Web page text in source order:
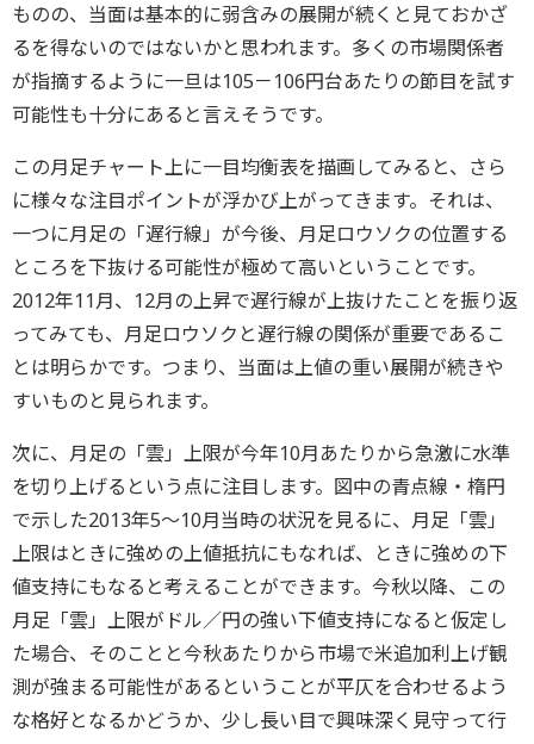
ものの、当面は基本的に弱含みの展開が続くと見ておかざ
るを得ないのではないかと思われます。多くの市場関係者
が指摘するように一旦は105－106円台あたりの節目を試す
可能性も十分にあると言えそうです。
この月足チャート上に一目均衡表を描画してみると、さら
に様々な注目ポイントが浮かび上がってきます。それは、
一つに月足の「遅行線」が今後、月足ロウソクの位置する
ところを下抜ける可能性が極めて高いということです。
2012年11月、12月の上昇で遅行線が上抜けたことを振り返
ってみても、月足ロウソクと遅行線の関係が重要であるこ
とは明らかです。つまり、当面は上値の重い展開が続きや
すいものと見られます。
次に、月足の「雲」上限が今年10月あたりから急激に水準
を切り上げるという点に注目します。図中の青点線・楕円
で示した2013年5～10月当時の状況を見るに、月足「雲」
上限はときに強めの上値抵抗にもなれば、ときに強めの下
値支持にもなると考えることができます。今秋以降、この
月足「雲」上限がドル／円の強い下値支持になると仮定し
た場合、そのことと今秋あたりから市場で米追加利上げ観
測が強まる可能性があるということが平仄を合わせるよう
な格好となるかどうか、少し長い目で興味深く見守って行